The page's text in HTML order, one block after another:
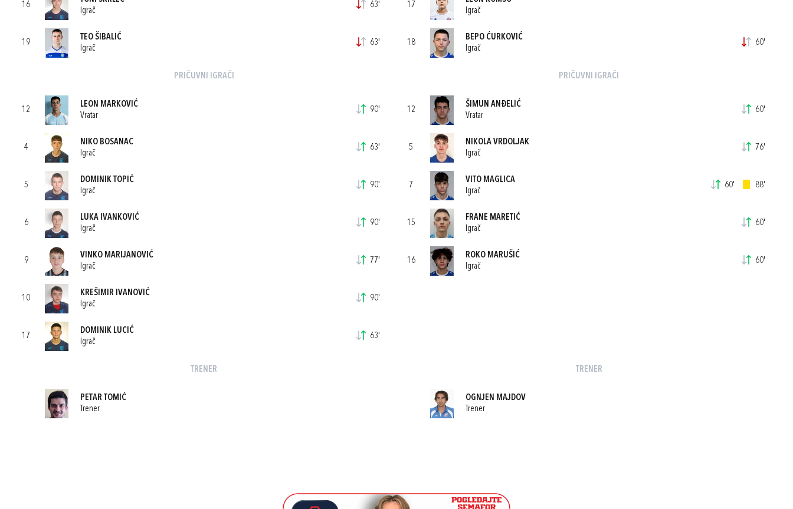
16
Igrač
63'
19
TEO ŠIBALIĆ
Igrač
63'
PRIČUVNI IGRAČI
12
LEON MARKOVIĆ
Vratar
90'
4
NIKO BOSANAC
Igrač
63'
5
DOMINIK TOPIĆ
Igrač
90'
6
LUKA IVANKOVIĆ
Igrač
90'
9
VINKO MARIJANOVIĆ
Igrač
77'
10
KREŠIMIR IVANOVIĆ
Igrač
90'
17
DOMINIK LUCIĆ
Igrač
63'
TRENER
PETAR TOMIĆ
Trener
17
Igrač
18
BEPO ĆURKOVIĆ
Igrač
60'
PRIČUVNI IGRAČI
12
ŠIMUN ANĐELIĆ
Vratar
60'
5
NIKOLA VRDOLJAK
Igrač
76'
7
VITO MAGLICA
Igrač
60' 88'
15
FRANE MARETIĆ
Igrač
60'
16
ROKO MARUŠIĆ
Igrač
60'
TRENER
OGNJEN MAJDOV
Trener